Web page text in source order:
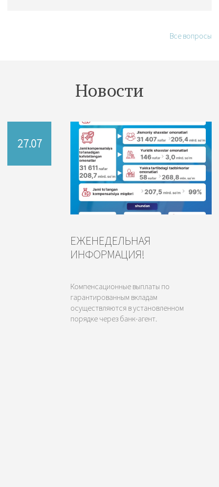
Все вопросы
Новости
27.07
ЕЖЕНЕДЕЛЬНАЯ
ИНФОРМАЦИЯ!
Компенсационные выплаты по
гарантированным вкладам
осуществляются в установленном
порядке через банк-агент.